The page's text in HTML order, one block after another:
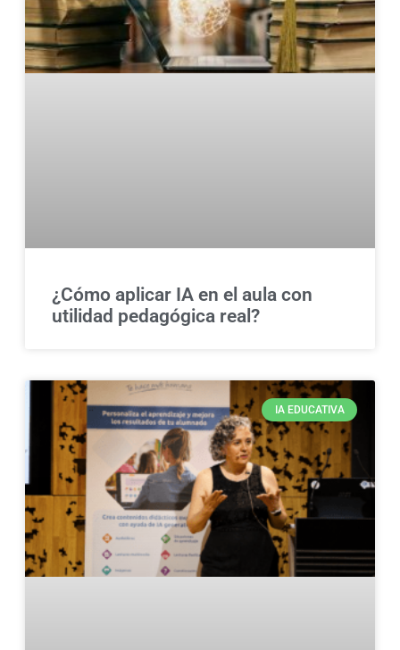
¿Cómo aplicar IA en el aula con
utilidad pedagógica real?
IA EDUCATIVA